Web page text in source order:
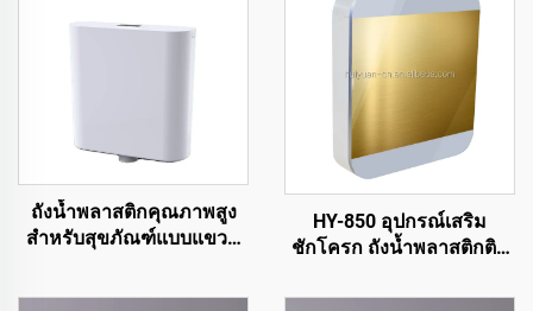
ถังน้ำพลาสติกคุณภาพสูง
สำหรับสุขภัณฑ์แบบแขวน
HY-850 อุปกรณ์เสริม
ชักโครก ถังน้ำพลาสติกติด